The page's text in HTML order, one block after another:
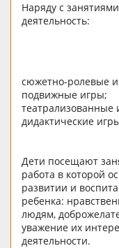
Наряду с
деятельность:
сюжетно-ролевые
подвижные игры;
театрализованные
дидактические
Дети посещают
работа в которой
развитии и
ребенка:
людям,
уважение их
деятельности.